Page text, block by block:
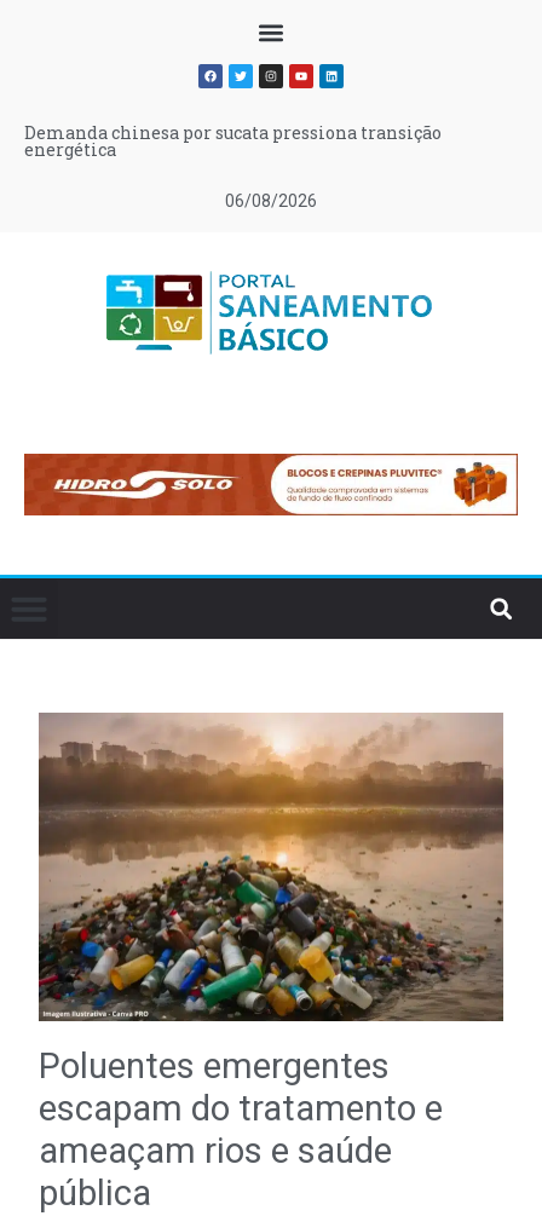
06/08/2026
Demanda chinesa por sucata pressiona transição
energética
Poluentes emergentes
escapam do tratamento e
ameaçam rios e saúde
pública